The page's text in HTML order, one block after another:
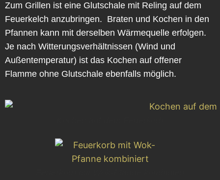
Zum Grillen ist eine Glutschale mit Reling auf dem
Feuerkelch anzubringen. Braten und Kochen in den
Pfannen kann mit derselben Wärmequelle erfolgen.
Je nach Witterungsverhältnissen (Wind und
Außentemperatur) ist das Kochen auf offener
Flamme ohne Glutschale ebenfalls möglich.